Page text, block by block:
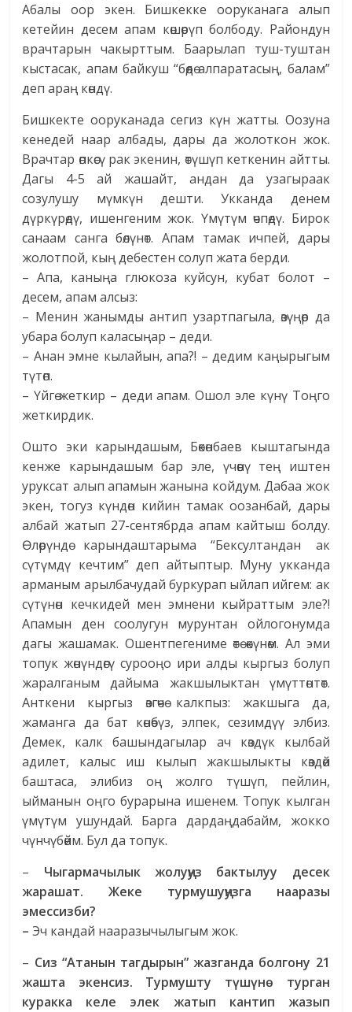
Абалы оор экен. Бишкекке ооруканага алып
кетейин десем апам көшөрүп болбоду. Райондун
врачтарын чакырттым. Баарылап туш-туштан
кыстасак, апам байкуш “бөөдө алпаратасың, балам”
деп араң көндү.
Бишкекте ооруканада сегиз күн жатты. Оозуна
кенедей наар албады, дары да жолоткон жок.
Врачтар өпкөсү рак экенин, өтүшүп кеткенин айтты.
Дагы 4-5 ай жашайт, андан да узагыраак
созулушу мүмкүн дешти. Укканда денем
дүркүрөдү, ишенгеним жок. Үмүтүм өчпөдү. Бирок
санаам санга бөлүнөт. Апам тамак ичпей, дары
жолотпой, кың дебестен солуп жата берди.
– Апа, каныңа глюкоза куйсун, кубат болот –
десем, апам алсыз:
– Менин жанымды антип узартпагыла, өзүңөр да
убара болуп каласыңар – деди.
– Анан эмне кылайын, апа?! – дедим каңырыгым
түтөп.
– Үйгө жеткир – деди апам. Ошол эле күнү Тоңго
жеткирдик.
Ошто эки карындашым, Бөкөнбаев кыштагында
кенже карындашым бар эле, үчөөнү тең иштен
уруксат алып апамын жанына койдум. Дабаа жок
экен, тогуз күндөн кийин тамак оозанбай, дары
албай жатып 27-сентябрда апам кайтыш болду.
Өлөрүндө карындаштарыма “Бексултандан ак
сүтүмдү кечтим” деп айтыптыр. Муну укканда
арманым арылбачудай буркурап ыйлап ийгем: ак
сүтүнөн кечкидей мен эмнени кыйраттым эле?!
Апамын ден соолугун мурунтан ойлогонумда
дагы жашамак. Ошентпегениме өтө өкүнөм. Ал эми
топук жөнүндөгү сурооңо ири алды кыргыз болуп
жаралганым дайыма жакшылыктан үмүттөнтөт.
Анткени кыргыз өзгөчө калкпыз: жакшыга да,
жаманга да бат көнөбүз, элпек, сезимдүү элбиз.
Демек, калк башындагылар ач көздүк кылбай
адилет, калыс иш кылып жакшылыкты көздөй
баштаса, элибиз оң жолго түшүп, пейлин,
ыйманын оңго бурарына ишенем. Топук кылган
үмүтүм ушундай. Барга дардаңдабайм, жокко
чүнчүбөйм. Бул да топук.
– Чыгармачылык жолуңуз бактылуу десек
жарашат. Жеке турмушуңузга нааразы
эмессизби?
– Эч кандай нааразычылыгым жок.
– Сиз “Атанын тагдырын” жазганда болгону 21
жашта экенсиз. Турмушту түшүнө турган
куракка келе элек жатып кантип жазып